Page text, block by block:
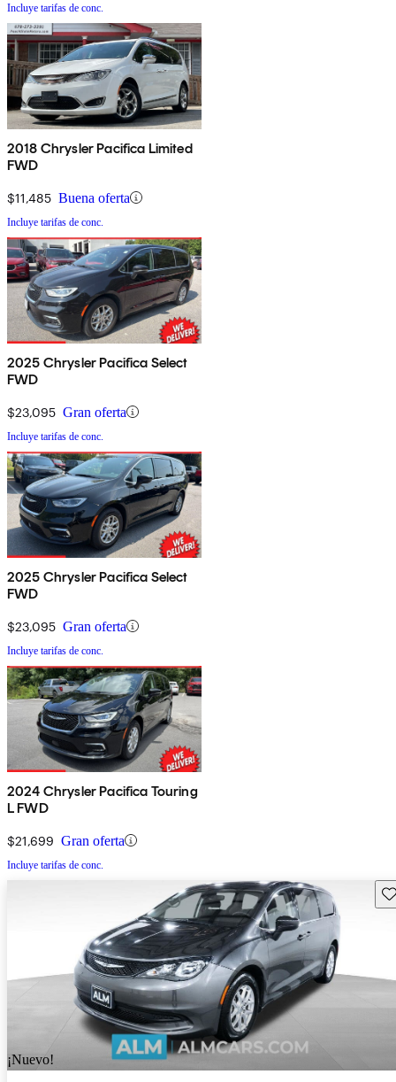
Incluye tarifas de conc.
2018 Chrysler Pacifica Limited
FWD
$11,485 Buena oferta
Incluye tarifas de conc.
2025 Chrysler Pacifica Select
FWD
$23,095 Gran oferta
Incluye tarifas de conc.
2025 Chrysler Pacifica Select
FWD
$23,095 Gran oferta
Incluye tarifas de conc.
2024 Chrysler Pacifica Touring
L FWD
$21,699 Gran oferta
Incluye tarifas de conc.
¡Nuevo!